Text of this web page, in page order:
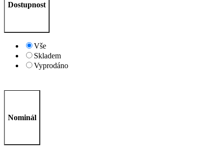
Dostupnost
Vše
Skladem
Vyprodáno
Nominál